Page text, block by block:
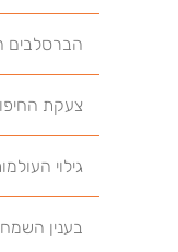
הברסלבים
צעקת
גילוי
בענין